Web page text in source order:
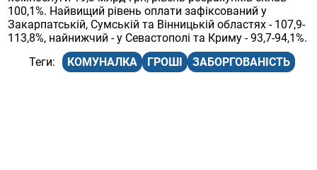
100,1%. Найвищий рівень оплати зафіксований у
Закарпатській, Сумській та Вінницькій областях - 107,9-
113,8%, найнижчий - у Севастополі та Криму - 93,7-94,1%.
КОМУНАЛКА
ГРОШІ ЗАБОРГОВАНІСТЬ